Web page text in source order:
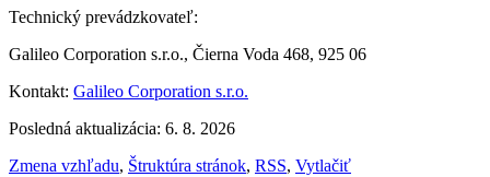
Technický prevádzkovateľ:
Galileo Corporation s.r.o., Čierna Voda 468, 925 06
Kontakt: Galileo Corporation s.r.o.
Posledná aktualizácia: 6. 8. 2026
Zmena vzhľadu, Štruktúra stránok, RSS, Vytlačiť